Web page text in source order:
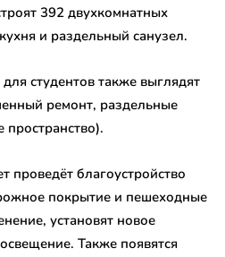
392 двухкомнатных
и раздельный санузел.
студентов также выглядят
ремонт, раздельные
проведёт благоустройство
покрытие и пешеходные
установят новое
Также появятся